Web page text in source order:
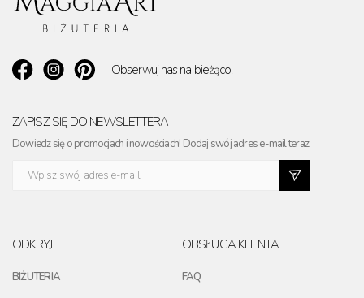
Obserwuj nas na bieżąco!
ZAPISZ SIĘ DO NEWSLETTERA
Dowiedz się o promocjach i nowościach! Dodaj swój adres e-mail teraz.
ODKRYJ
BIŻUTERIA
OBSŁUGA KLIENTA
FAQ